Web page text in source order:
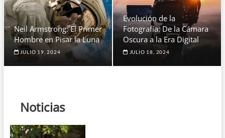
Neil Armstrong: El Primer
Hombre en Pisar la Luna
JULIO 19, 2024
Evolución de la
Fotografía: De la Cámara
Oscura a la Era Digital
JULIO 18, 2024
Noticias